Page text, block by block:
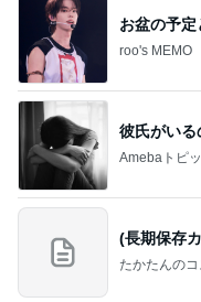
お盆の予
roo's MEMO
彼氏がいる
Amebaトピ
(長期保存
たかたんの